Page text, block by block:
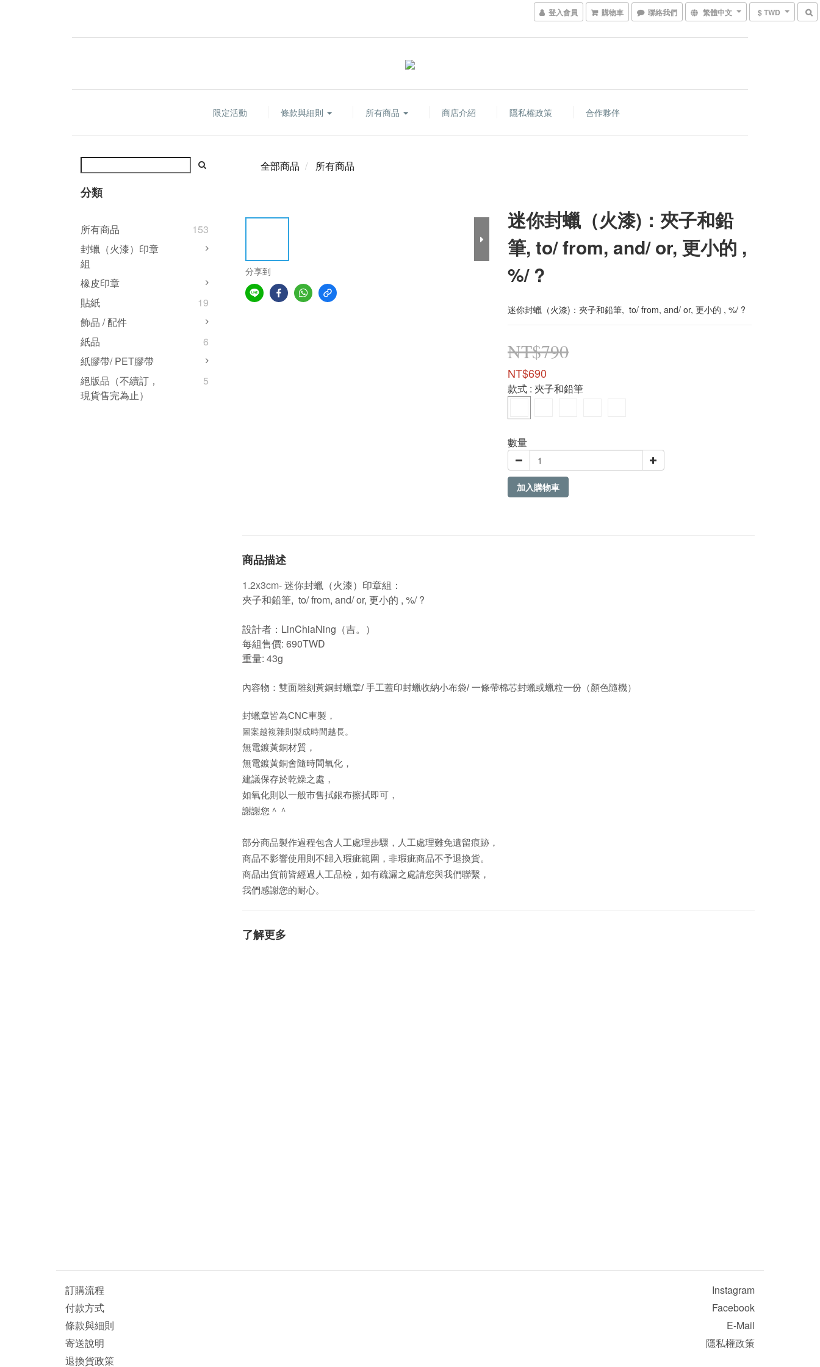
登入會員 購物車 聯絡我們 繁體中文 $ TWD
限定活動 條款與細則 所有商品 商店介紹 隱私權政策 合作夥伴
分類
所有商品
153
封蠟（火漆）印章
組
橡皮印章
貼紙
19
飾品 / 配件
紙品
6
紙膠帶/ PET膠帶
絕版品（不續訂，
現貨售完為止）
5
全部商品 所有商品
分享到
迷你封蠟（火漆)：夾子和鉛
筆, to/ from, and/ or, 更小的 ,
%/ ?
迷你封蠟（火漆)：夾子和鉛筆,  to/ from, and/ or, 更小的 , %/ ?
NT$790
NT$690
款式 : 夾子和鉛筆
數量
加入購物車
商品描述
1.2x3cm- 迷你封蠟（火漆）印章組：
夾子和鉛筆, to/ from, and/ or, 更小的 , %/ ?
設計者：LinChiaNing（吉。）
每組售價: 690TWD
重量: 43g
內容物：雙面雕刻黃銅封蠟章/ 手工蓋印封蠟收納小布袋/ 一條帶棉芯封蠟或蠟粒一份（顏色隨機）
封蠟章皆為CNC車製，
圖案越複雜則製成時間越長。
無電鍍黃銅材質，
無電鍍黃銅會隨時間氧化，
建議保存於乾燥之處，
如氧化則以一般市售拭銀布擦拭即可，
謝謝您＾＾
部分商品製作過程包含人工處理步驟，人工處理難免遺留痕跡，
商品不影響使用則不歸入瑕疵範圍，非瑕疵商品不予退換貨。
商品出貨前皆經過人工品檢，如有疏漏之處請您與我們聯繫，
我們感謝您的耐心。
了解更多
訂購流程
付款方式
條款與細則
寄送說明
退換貨政策
Instagram
Facebook
E-Mail
隱私權政策